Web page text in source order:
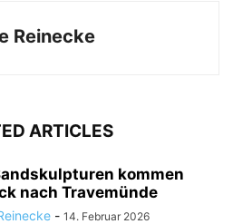
Reinecke
ARTICLES
kommen
nach Travemünde
- 14. Februar 2026